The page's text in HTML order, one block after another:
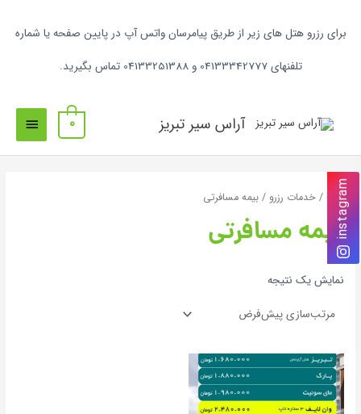
برای رزرو هتل های زیر از طریق پیامرسان واتس آپ در پایین صفحه یا شماره
تلفنهای 04133342777 و 04133251388 تماس بگیرید.
آراس سیر تبریز 0
خانه / خدمات رزرو / بیمه مسافرتی
بیمه مسافرتی
نمایش یک نتیجه
instagram